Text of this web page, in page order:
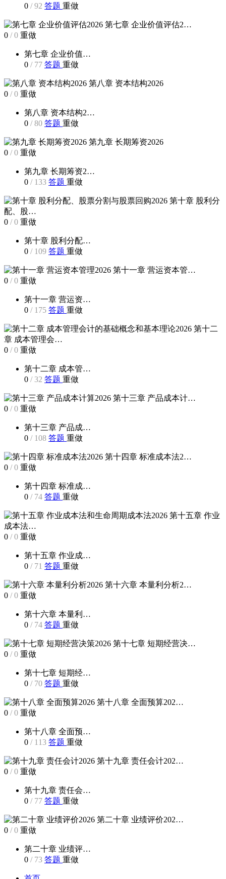
0 /92 答题 重做
第七章 企业价值评估2…
0 /0 重做
第七章 企业价值…
0 / 77 答题 重做
第八章 资本结构2026
0 /0 重做
第八章 资本结构2…
0 /80 答题 重做
第九章 长期筹资2026
0 /0 重做
第九章 长期筹资2…
0 / 133 答题 重做
第十章 股利分
配、股…
0 /0 重做
第十章 股利分配…
0 / 109 答题 重做
第十一章 营运资本管…
0 /0 重做
第十一章 营运资…
0 / 175 答题 重做
第十二
章 成本管理会…
0 /0 重做
第十二章 成本管…
0 / 32 答题 重做
第十三章 产品成本计…
0 /0 重做
第十三章 产品成…
0 / 108 答题 重做
第十四章 标准成本法2…
0 /0 重做
第十四章 标准成…
0 / 74 答题 重做
第十五章 作业
成本法…
0 /0 重做
第十五章 作业成…
0 / 71 答题 重做
第十六章 本量利分析2…
0 /0 重做
第十六章 本量利…
0 / 74 答题 重做
第十七章 短期经营决…
0 /0 重做
第十七章 短期经…
0 / 70 答题 重做
第十八章 全面预算202…
0 /0 重做
第十八章 全面预…
0 / 113 答题 重做
第十九章 责任会计202…
0 /0 重做
第十九章 责任会…
0 / 77 答题 重做
第二十章 业绩评价202…
0 /0 重做
第二十章 业绩评…
0 / 73 答题 重做